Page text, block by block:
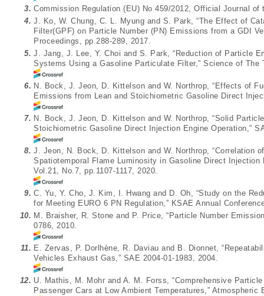
3. Commission Regulation (EU) No 459/2012, Official Journal of
4. J. Ko, W. Chung, C. L. Myung and S. Park, “The Effect of
Filter(GPF) on Particle Number (PN) Emissions from a GDI
Proceedings, pp.288-289, 2017.
5. J. Jang, J. Lee, Y. Choi and S. Park, “Reduction of Particle
Systems Using a Gasoline Particulate Filter,” Science of The
6. N. Bock, J. Jeon, D. Kittelson and W. Northrop, “Effects of
Emissions from Lean and Stoichiometric Gasoline Direct
7. N. Bock, J. Jeon, D. Kittelson and W. Northrop, “Solid
Stoichiometric Gasoline Direct Injection Engine Operation,”
8. J. Jeon, N. Bock, D. Kittelson and W. Northrop, “Correlation
Spatiotemporal Flame Luminosity in Gasoline Direct
Vol.21, No.7, pp.1107-1117, 2020.
9. C. Yu, Y. Cho, J. Kim, I. Hwang and D. Oh, “Study on the
for Meeting EURO 6 PN Regulation,” KSAE Annual
10. M. Braisher, R. Stone and P. Price, “Particle Number
0786, 2010.
11. E. Zervas, P. Dorlhène, R. Daviau and B. Dionnet,
Vehicles Exhaust Gas,” SAE 2004-01-1983, 2004.
12. U. Mathis, M. Mohr and A. M. Forss, “Comprehensive
Passenger Cars at Low Ambient Temperatures,”